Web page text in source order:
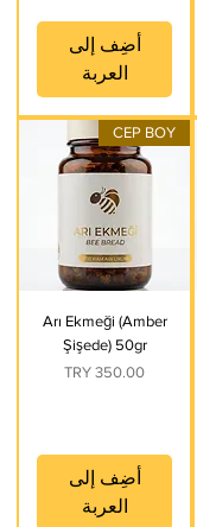
أضِف إلى
العربة
CEP BOY
Arı Ekmeği (Amber
Şişede) 50gr
السعر
أضِف إلى
العربة